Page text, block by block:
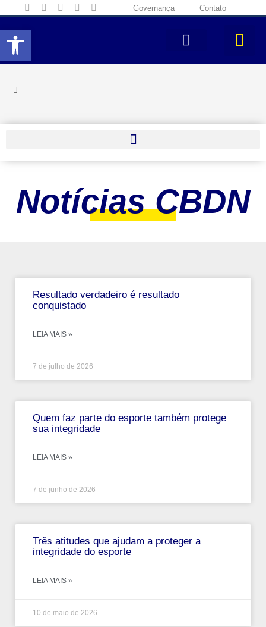
Abrir a barra de ferramentas
Governança Contato
Notícias CBDN
Resultado verdadeiro é resultado
conquistado
LEIA MAIS »
7 de julho de 2026
Quem faz parte do esporte também protege
sua integridade
LEIA MAIS »
7 de junho de 2026
Três atitudes que ajudam a proteger a
integridade do esporte
LEIA MAIS »
10 de maio de 2026